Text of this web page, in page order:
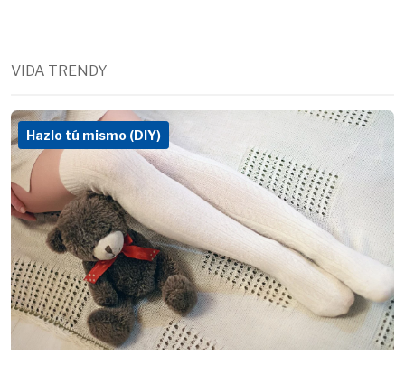
VIDA TRENDY
Hazlo tú mismo (DIY)